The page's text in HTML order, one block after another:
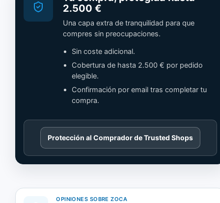
2.500 €
Una capa extra de tranquilidad para que
compres sin preocupaciones.
Sin coste adicional.
Cobertura de hasta 2.500 € por pedido
elegible.
Confirmación por email tras completar tu
compra.
Cargando
contenido
de
Trusted
Protección al Comprador de Trusted Shops
OPINIONES SOBRE ZOCA